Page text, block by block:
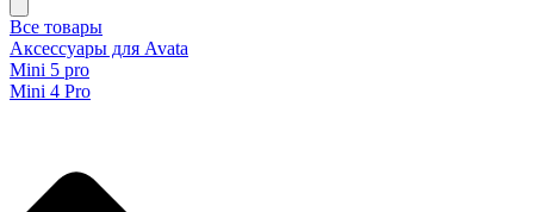
Все товары
Аксессуары для Avata
Mini 5 pro
Mini 4 Pro